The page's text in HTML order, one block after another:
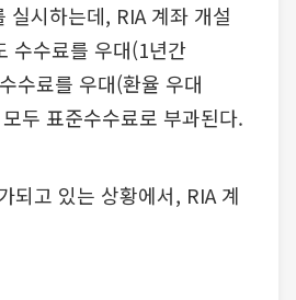
시하는데, RIA 계좌 개설
수수료를 우대(1년간
수료를 우대(환율 우대
두 표준수수료로 부과된다.
되고 있는 상황에서, RIA 계